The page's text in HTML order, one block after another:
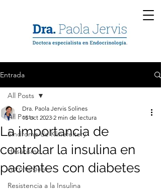
Entrada
All Posts
Síndrome de Klinefeltery
Hirsutismo
Acromegalia
Resistencia a la Insulina
All Posts
La importancia de
controlar la insulina en
pacientes con diabetes
Dra. Paola Jervis Solines
15 oct 2023 2 min de lectura